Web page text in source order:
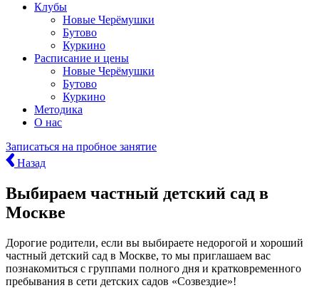
Клубы
Новые Черёмушки
Бутово
Куркино
Расписание и цены
Новые Черёмушки
Бутово
Куркино
Методика
О нас
Записаться на пробное занятие
Назад
Выбираем частный детский сад в
Москве
Дорогие родители, если вы выбираете недорогой и хороший
частный детский сад в Москве, то мы приглашаем вас
познакомиться с группами полного дня и кратковременного
пребывания в сети детских садов «Созвездие»!